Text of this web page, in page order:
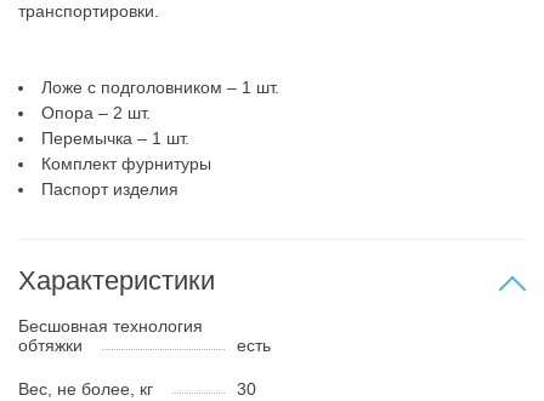
транспортировки.
Ложе с подголовником – 1 шт.
Опора – 2 шт.
Перемычка – 1 шт.
Комплект фурнитуры
Паспорт изделия
Характеристики
Бесшовная технология
обтяжки
есть
Вес, не более, кг 30